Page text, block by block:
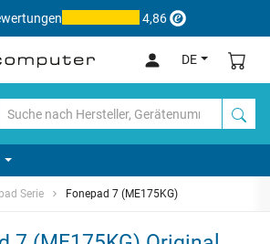
4,86
DE
Serie Fonepad 7 (ME175KG)